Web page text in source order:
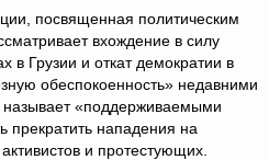
посвященная политическим
вхождение в силу
в Грузии и откат демократии в
обеспокоенность» недавними
называет «поддерживаемыми
прекратить нападения на
и протестующих.